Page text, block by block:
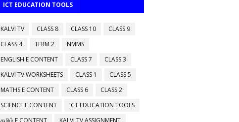
ICT EDUCATION TOOLS
KALVI TV CLASS 8 CLASS 10
CLASS 9
CLASS 4
TERM 2
NMMS
ENGLISH E CONTENT
CLASS 7
CLASS 3
KALVI TV WORKSHEETS
CLASS 1
CLASS 5
MATHS E CONTENT
CLASS 6
CLASS 2
SCIENCE E CONTENT
ICT EDUCATION TOOLS
தமிழ் E CONTENT
KALVI TV ASSIGNMENT